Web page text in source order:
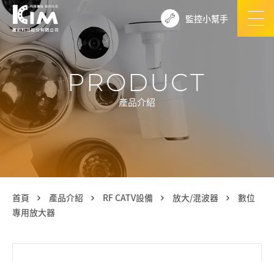
監控小幫手
PRODUCT
產品介紹
首頁 產品介紹 RF CATV設備 放大/混波器
數位
專用放大器